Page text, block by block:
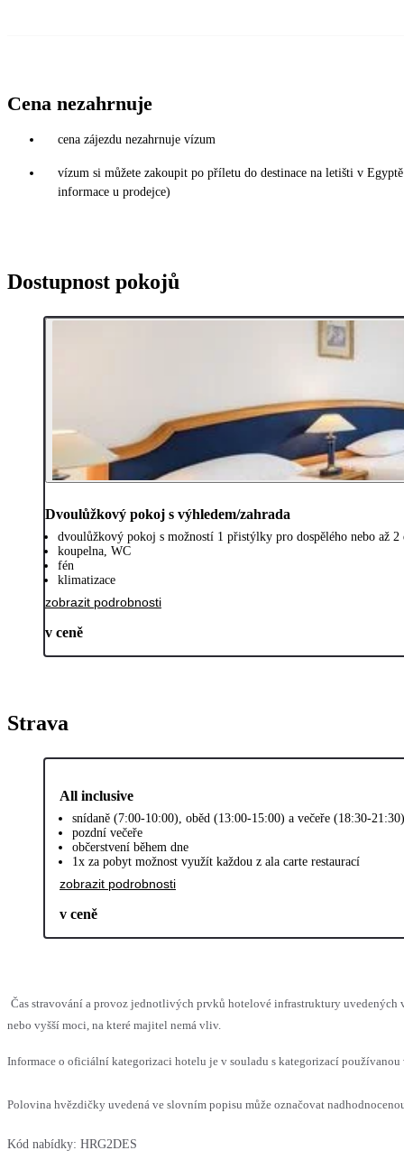
Cena nezahrnuje
cena zájezdu nezahrnuje vízum
vízum si můžete zakoupit po příletu do destinace na letišti v
informace u prodejce)
Dostupnost pokojů
Dvoulůžkový pokoj s výhledem/zahrada
dvoulůžkový pokoj s možností 1 přistýlky pro dospělého nebo až 2
koupelna, WC
fén
klimatizace
zobrazit podrobnosti
v ceně
Strava
All inclusive
snídaně (7:00-10:00), oběd (13:00-15:00) a večeře (18:30-
pozdní večeře
občerstvení během dne
1x za pobyt možnost využít každou z ala carte restaurací
zobrazit podrobnosti
v ceně
Čas stravování a provoz jednotlivých prvků hotelové infrastruktury uvedených
nebo vyšší moci, na které majitel nemá vliv.
Informace o oficiální kategorizaci hotelu je v souladu s kategorizací
Polovina hvězdičky uvedená ve slovním popisu může označovat
Kód nabídky: HRG2DES